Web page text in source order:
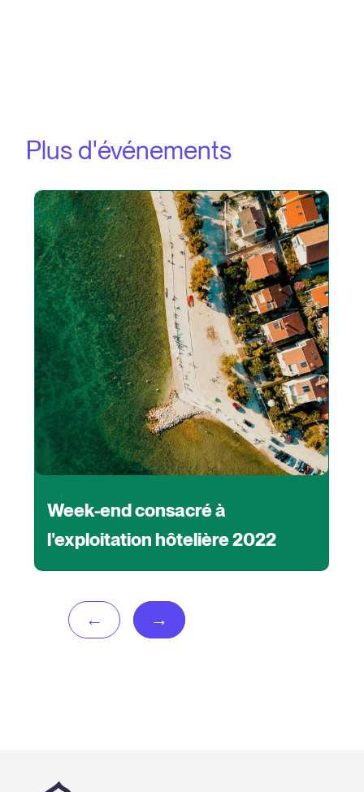
Plus d'événements
2022
Forum des hôteliers de
Cornouailles 2022